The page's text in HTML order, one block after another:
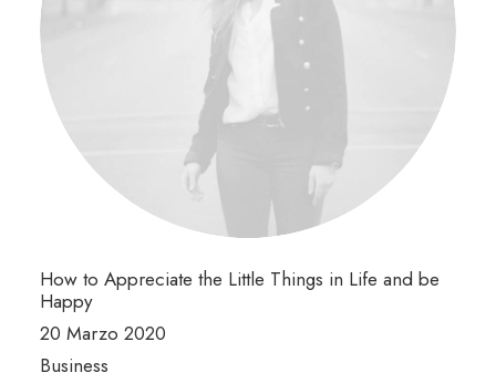
How to Appreciate the Little Things in Life and be
Happy
20 Marzo 2020
Business